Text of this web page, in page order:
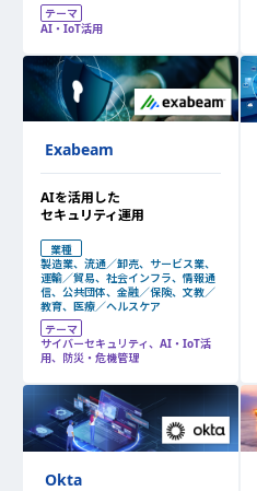
テーマ
AI・IoT活用
Exabeam
AIを活用した
セキュリティ運用
業種
製造業、流通／卸売、サービス業、
運輸／貿易、社会インフラ、情報通
信、公共団体、金融／保険、文教／
教育、医療／ヘルスケア
テーマ
サイバーセキュリティ、AI・IoT活
用、防災・危機管理
Okta